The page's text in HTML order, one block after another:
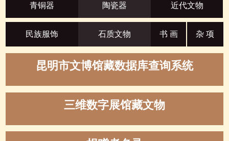
青铜器 陶瓷器 近代文物
民族服饰 石质文物 书 画 杂 项
昆明市文博馆藏数据库查询系统
三维数字展馆藏文物